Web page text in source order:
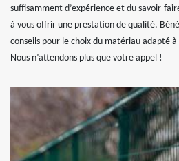
suffisamment d’expérience et du savoir-
à vous offrir une prestation de qualité.
conseils pour le choix du matériau adapté
Nous n’attendons plus que votre appel !